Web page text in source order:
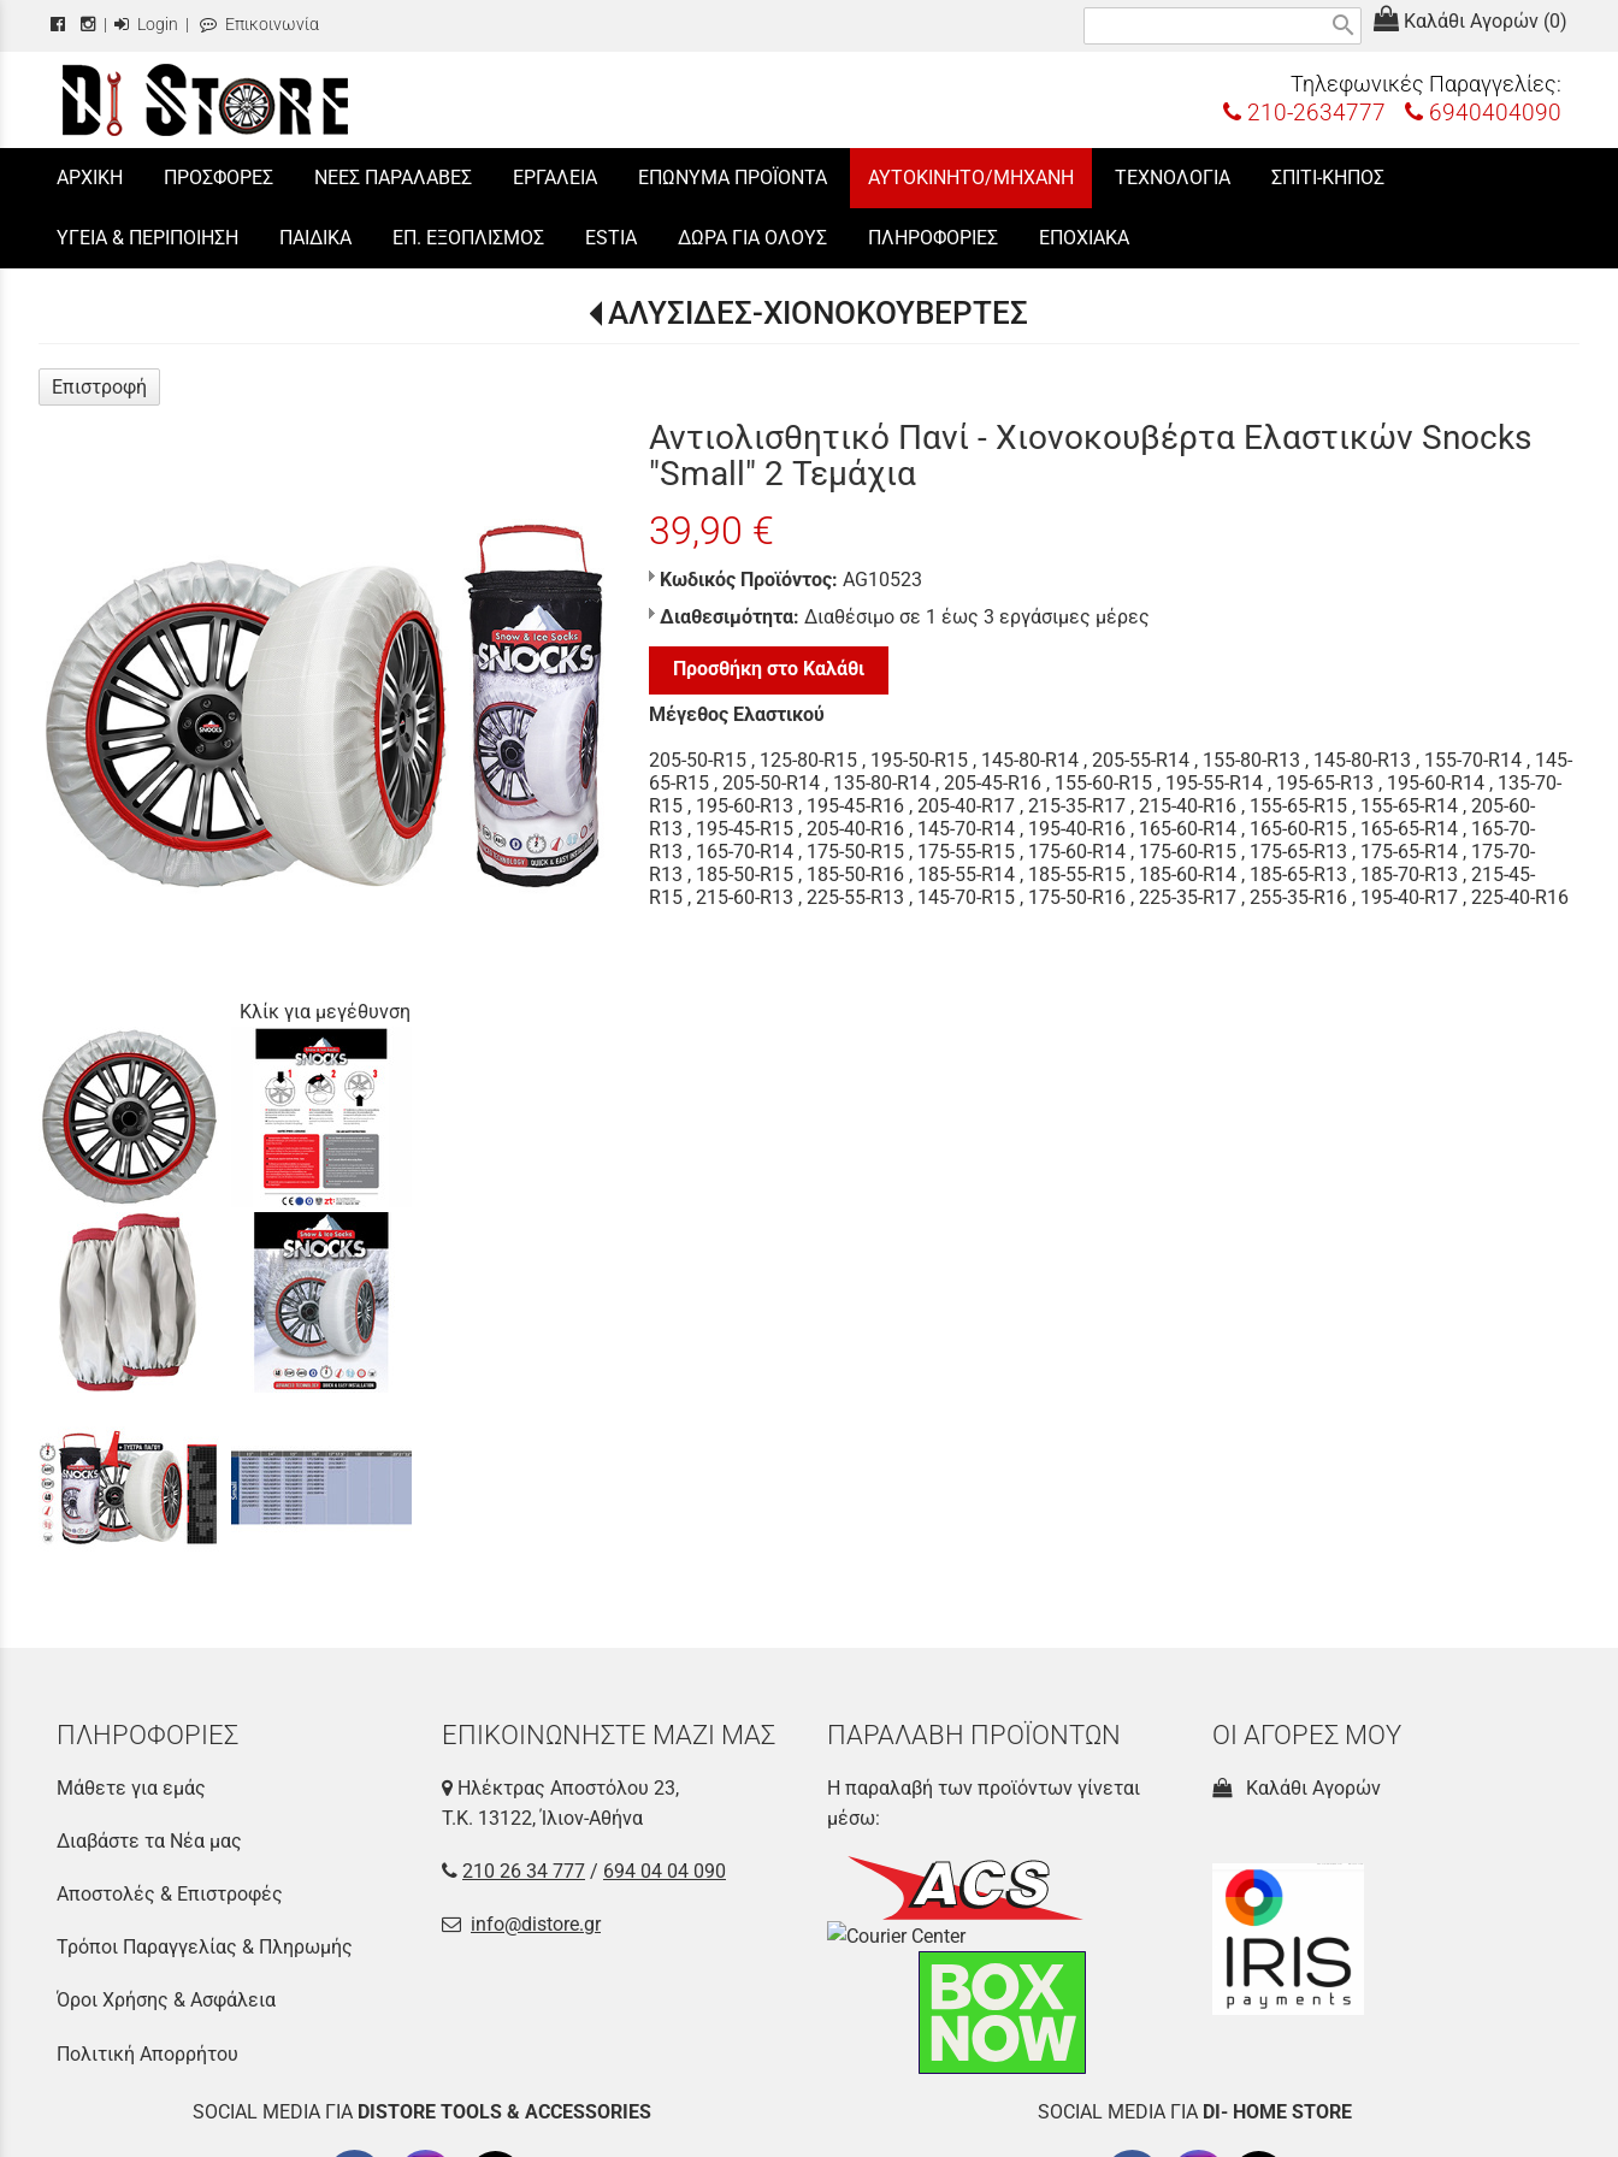
| Login | Επικοινωνία Καλάθι Αγορών (0)
search
Τηλεφωνικές Παραγγελίες:
210-2634777 6940404090
/
ΑΡΧΙΚΗ ΠΡΟΣΦΟΡΕΣ ΝΕΕΣ ΠΑΡΑΛΑΒΕΣ ΕΡΓΑΛΕΙΑ ΕΠΩΝΥΜΑ ΠΡΟΪΟΝΤΑ ΑΥΤΟΚΙΝΗΤΟ/ΜΗΧΑΝΗ ΤΕΧΝΟΛΟΓΙΑ ΣΠΙΤΙ-ΚΗΠΟΣ
ΥΓΕΙΑ & ΠΕΡΙΠΟΙΗΣΗ ΠΑΙΔΙΚΑ ΕΠ. ΕΞΟΠΛΙΣΜΟΣ ESTIA ΔΩΡΑ ΓΙΑ ΟΛΟΥΣ ΠΛΗΡΟΦΟΡΙΕΣ ΕΠΟΧΙΑΚΑ
ΑΛΥΣΙΔΕΣ-ΧΙΟΝΟΚΟΥΒΕΡΤΕΣ
Επιστροφή
Κλίκ για μεγέθυνση
Αντιολισθητικό Πανί - Χιονοκουβέρτα Ελαστικών Snocks
"Small" 2 Τεμάχια
39,90 €
Κωδικός Προϊόντος: AG10523
Διαθεσιμότητα: Διαθέσιμο σε 1 έως 3 εργάσιμες μέρες
Προσθήκη στο Καλάθι
Μέγεθος Ελαστικού
205-50-R15 , 125-80-R15 , 195-50-R15 , 145-80-R14 , 205-55-R14 , 155-80-R13 , 145-80-R13 , 155-70-R14 , 145-
65-R15 , 205-50-R14 , 135-80-R14 , 205-45-R16 , 155-60-R15 , 195-55-R14 , 195-65-R13 , 195-60-R14 , 135-70-
R15 , 195-60-R13 , 195-45-R16 , 205-40-R17 , 215-35-R17 , 215-40-R16 , 155-65-R15 , 155-65-R14 , 205-60-
R13 , 195-45-R15 , 205-40-R16 , 145-70-R14 , 195-40-R16 , 165-60-R14 , 165-60-R15 , 165-65-R14 , 165-70-
R13 , 165-70-R14 , 175-50-R15 , 175-55-R15 , 175-60-R14 , 175-60-R15 , 175-65-R13 , 175-65-R14 , 175-70-
R13 , 185-50-R15 , 185-50-R16 , 185-55-R14 , 185-55-R15 , 185-60-R14 , 185-65-R13 , 185-70-R13 , 215-45-
R15 , 215-60-R13 , 225-55-R13 , 145-70-R15 , 175-50-R16 , 225-35-R17 , 255-35-R16 , 195-40-R17 , 225-40-R16
ΠΛΗΡΟΦΟΡΙΕΣ
Μάθετε για εμάς
Διαβάστε τα Νέα μας
Αποστολές & Επιστροφές
Τρόποι Παραγγελίας & Πληρωμής
Όροι Χρήσης & Ασφάλεια
Πολιτική Απορρήτου
ΕΠΙΚΟΙΝΩΝΗΣΤΕ ΜΑΖΙ ΜΑΣ
Ηλέκτρας Αποστόλου 23,
Τ.Κ. 13122, Ίλιον-Αθήνα
210 26 34 777 / 694 04 04 090
info@distore.gr
ΠΑΡΑΛΑΒΗ ΠΡΟΪΟΝΤΩΝ
Η παραλαβή των προϊόντων γίνεται
μέσω:
ΟΙ ΑΓΟΡΕΣ ΜΟΥ
Καλάθι Αγορών
SOCIAL MEDIA ΓΙΑ DISTORE TOOLS & ACCESSORIES SOCIAL MEDIA ΓΙΑ DI- HOME STORE